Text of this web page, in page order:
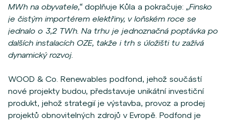
MWh na obyvatele,“doplňuje Kůla a pokračuje: „Finsko
je čistým importérem elektřiny, v loňském roce se
jednalo o 3,2 TWh. Na trhu je jednoznačná poptávka po
dalších instalacích OZE, takže i trh s úložišti tu zažívá
dynamický rozvoj.
WOOD & Co. Renewables podfond, jehož součástí
nové projekty budou, představuje unikátní investiční
produkt, jehož strategií je výstavba, provoz a prodej
projektů obnovitelných zdrojů v Evropě. Podfond je